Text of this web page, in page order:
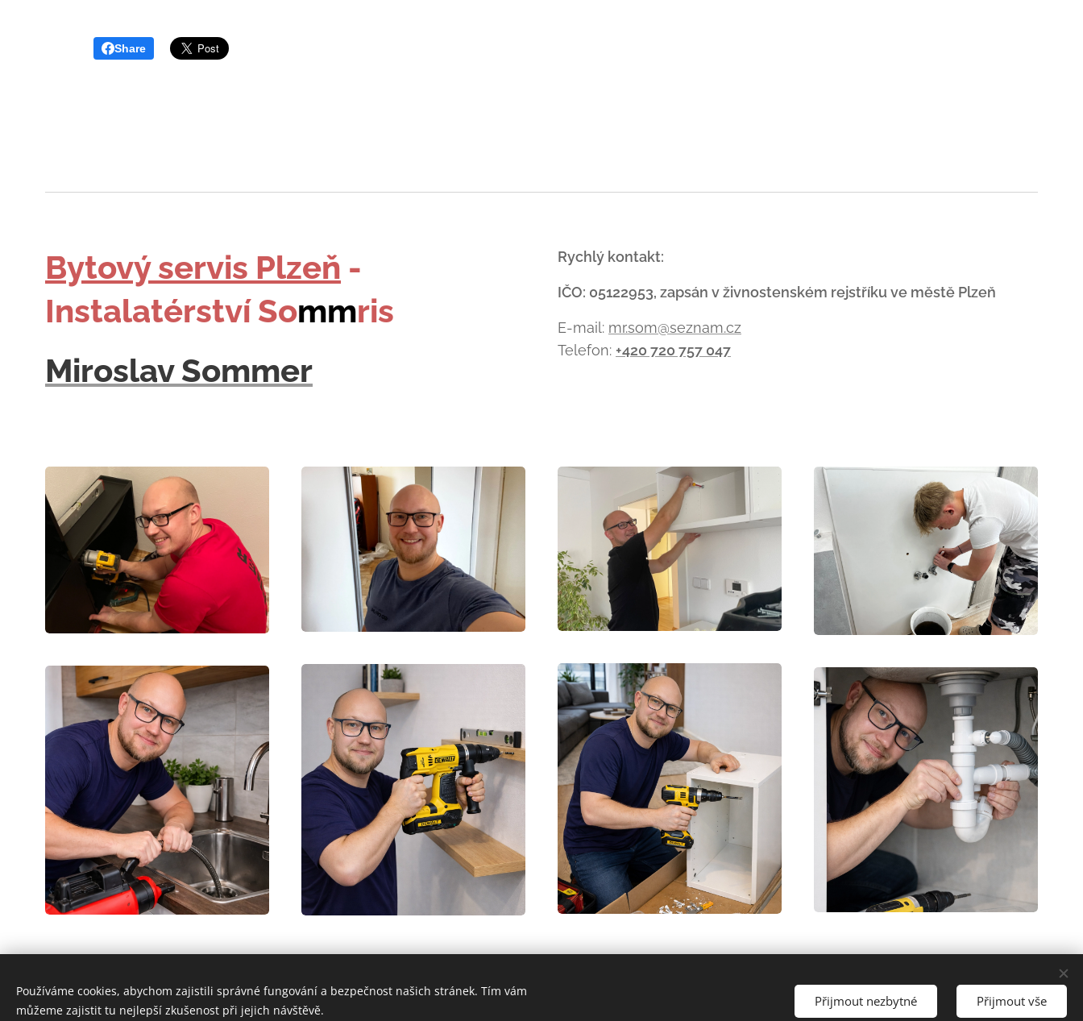
Share
Bytový servis Plzeň -
Instalatérství Sommris
Miroslav Sommer
Rychlý kontakt:
IČO: 05122953, zapsán v živnostenském rejstříku ve městě Plzeň
E-mail: mr.som@seznam.cz
Telefon: +420 720 757 047
Používáme cookies, abychom zajistili správné fungování a bezpečnost našich stránek. Tím vám
můžeme zajistit tu nejlepší zkušenost při jejich návštěvě.
Přijmout nezbytné Přijmout vše